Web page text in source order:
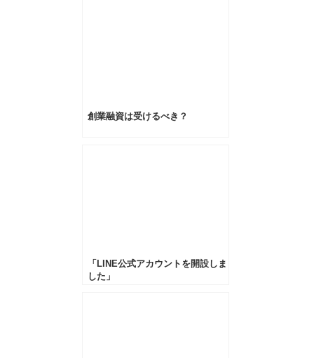
創業融資は受けるべき？
「LINE公式アカウントを開設しま
した」